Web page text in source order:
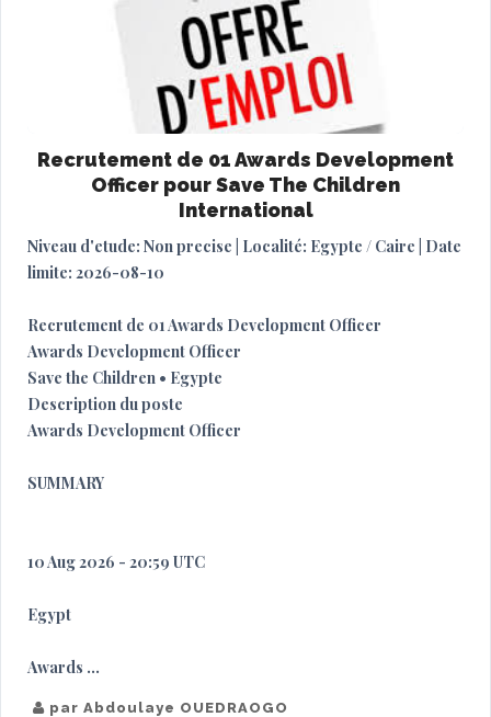
Recrutement de 01 Awards Development
Officer pour Save The Children
International
Niveau d'etude: Non precise | Localité: Egypte / Caire | Date
limite: 2026-08-10
Recrutement de 01 Awards Development Officer
Awards Development Officer
Save the Children • Egypte
Description du poste
Awards Development Officer
SUMMARY
10 Aug 2026 - 20:59 UTC
Egypt
Awards ...
par Abdoulaye OUEDRAOGO